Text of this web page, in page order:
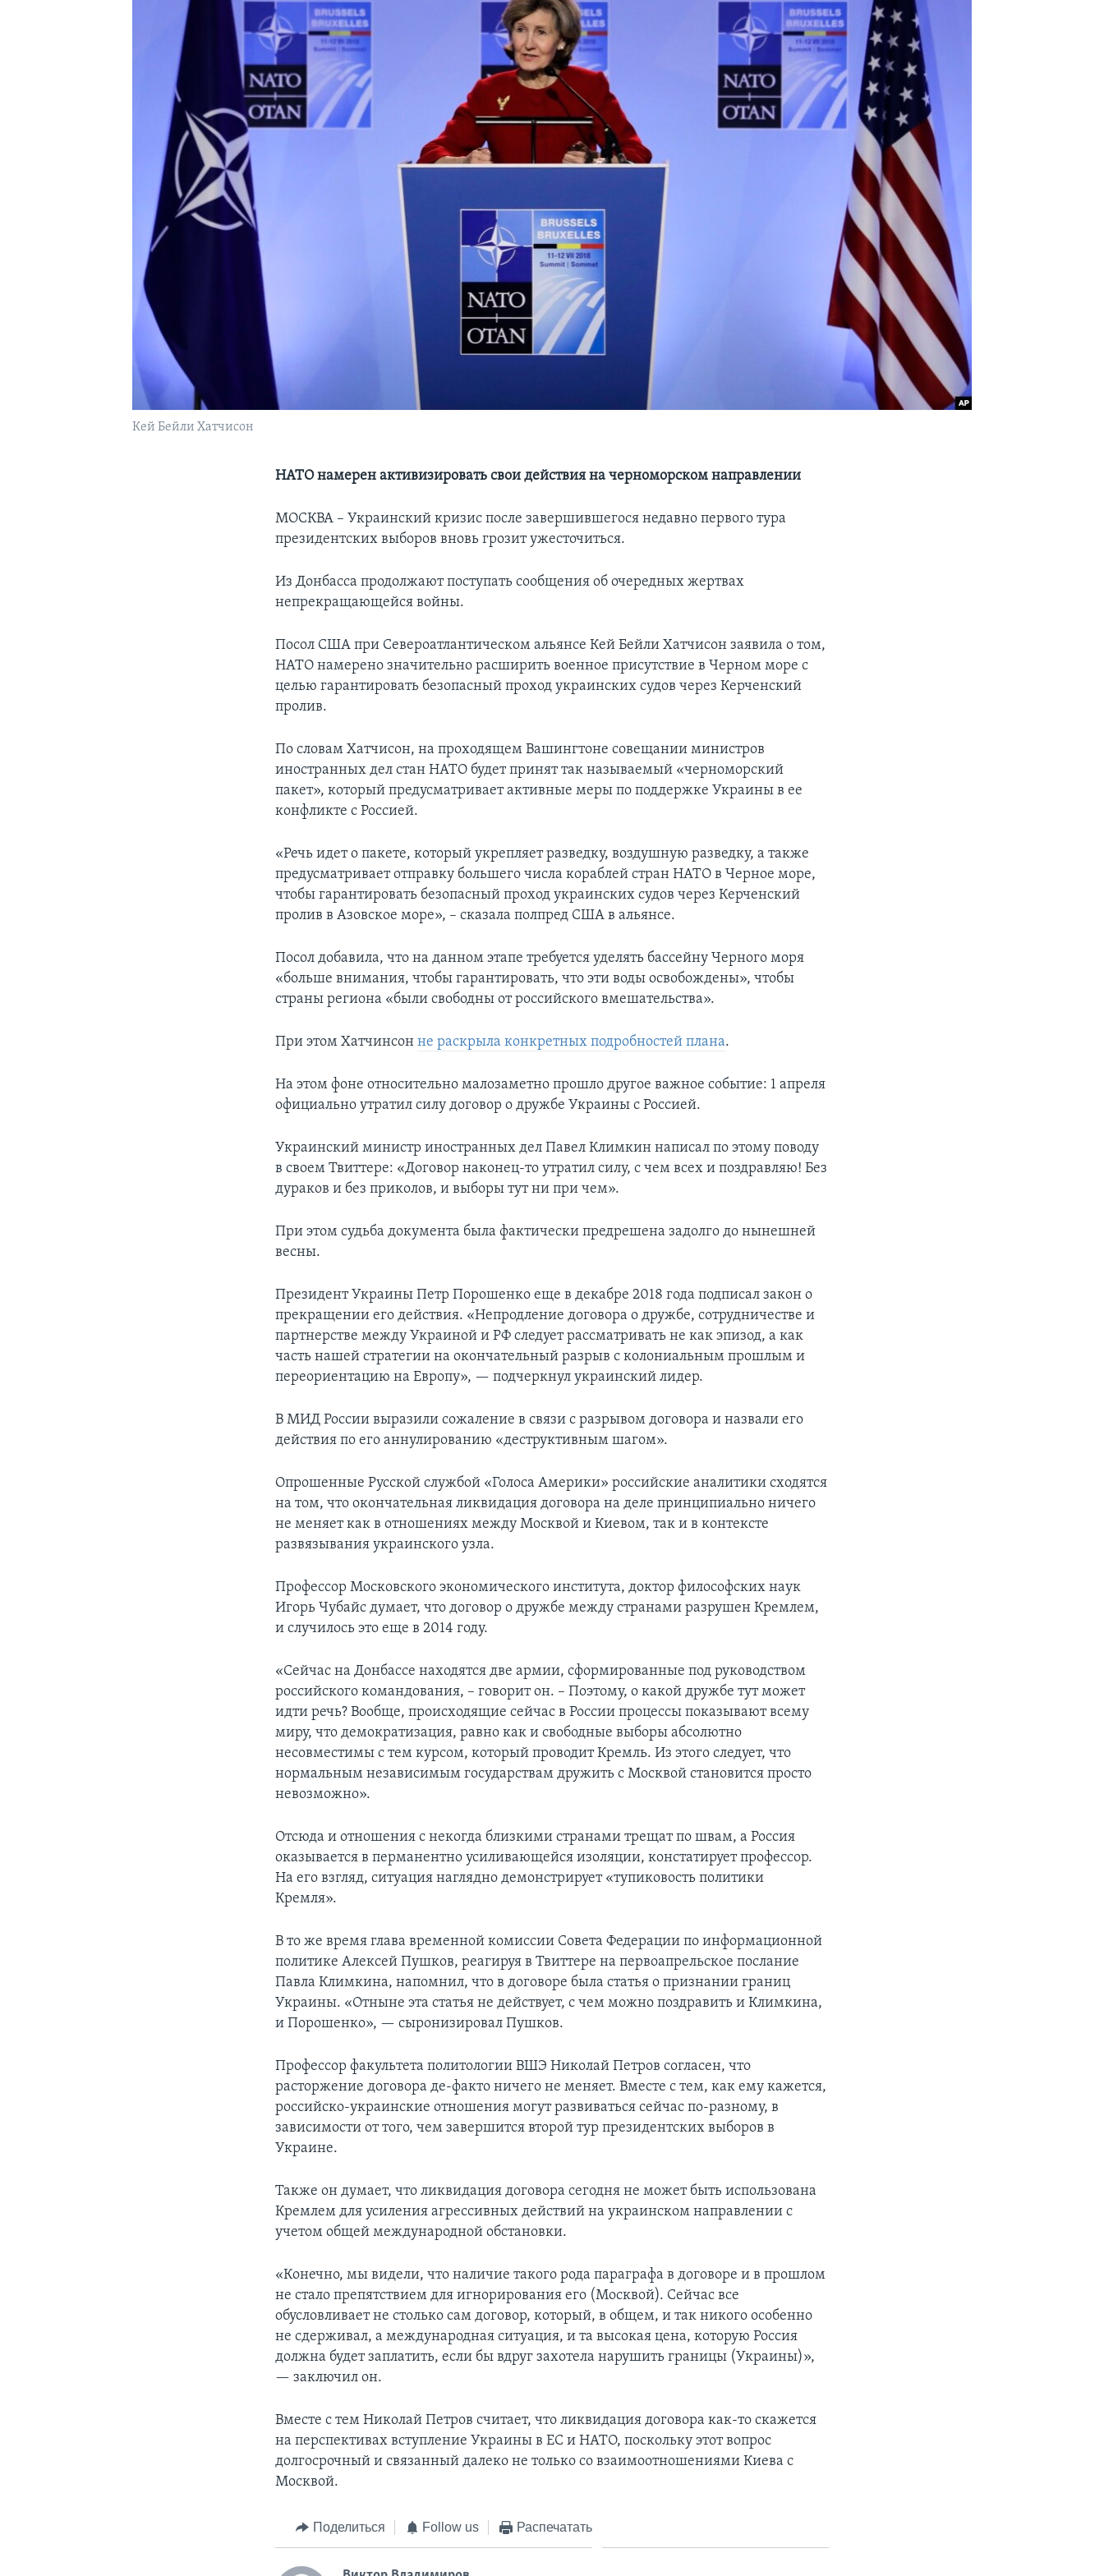
Кей Бейли Хатчисон
НАТО намерен активизировать свои действия на черноморском направлении
МОСКВА – Украинский кризис после завершившегося недавно первого тура
президентских выборов вновь грозит ужесточиться.
Из Донбасса продолжают поступать сообщения об очередных жертвах
непрекращающейся войны.
Посол США при Североатлантическом альянсе Кей Бейли Хатчисон заявила о том,
НАТО намерено значительно расширить военное присутствие в Черном море с
целью гарантировать безопасный проход украинских судов через Керченский
пролив.
По словам Хатчисон, на проходящем Вашингтоне совещании министров
иностранных дел стан НАТО будет принят так называемый «черноморский
пакет», который предусматривает активные меры по поддержке Украины в ее
конфликте с Россией.
«Речь идет о пакете, который укрепляет разведку, воздушную разведку, а также
предусматривает отправку большего числа кораблей стран НАТО в Черное море,
чтобы гарантировать безопасный проход украинских судов через Керченский
пролив в Азовское море», – сказала полпред США в альянсе.
Посол добавила, что на данном этапе требуется уделять бассейну Черного моря
«больше внимания, чтобы гарантировать, что эти воды освобождены», чтобы
страны региона «были свободны от российского вмешательства».
При этом Хатчинсонне раскрыла конкретных подробностей плана.
На этом фоне относительно малозаметно прошло другое важное событие: 1 апреля
официально утратил силу договор о дружбе Украины с Россией.
Украинский министр иностранных дел Павел Климкин написал по этому поводу
в своем Твиттере: «Договор наконец-то утратил силу, с чем всех и поздравляю! Без
дураков и без приколов, и выборы тут ни при чем».
При этом судьба документа была фактически предрешена задолго до нынешней
весны.
Президент Украины Петр Порошенко еще в декабре 2018 года подписал закон о
прекращении его действия. «Непродление договора о дружбе, сотрудничестве и
партнерстве между Украиной и РФ следует рассматривать не как эпизод, а как
часть нашей стратегии на окончательный разрыв с колониальным прошлым и
переориентацию на Европу», — подчеркнул украинский лидер.
В МИД России выразили сожаление в связи с разрывом договора и назвали его
действия по его аннулированию «деструктивным шагом».
Опрошенные Русской службой «Голоса Америки» российские аналитики сходятся
на том, что окончательная ликвидация договора на деле принципиально ничего
не меняет как в отношениях между Москвой и Киевом, так и в контексте
развязывания украинского узла.
Профессор Московского экономического института, доктор философских наук
Игорь Чубайс думает, что договор о дружбе между странами разрушен Кремлем,
и случилось это еще в 2014 году.
«Сейчас на Донбассе находятся две армии, сформированные под руководством
российского командования, – говорит он. – Поэтому, о какой дружбе тут может
идти речь? Вообще, происходящие сейчас в России процессы показывают всему
миру, что демократизация, равно как и свободные выборы абсолютно
несовместимы с тем курсом, который проводит Кремль. Из этого следует, что
нормальным независимым государствам дружить с Москвой становится просто
невозможно».
Отсюда и отношения с некогда близкими странами трещат по швам, а Россия
оказывается в перманентно усиливающейся изоляции, констатирует профессор.
На его взгляд, ситуация наглядно демонстрирует «тупиковость политики
Кремля».
В то же время глава временной комиссии Совета Федерации по информационной
политике Алексей Пушков, реагируя в Твиттере на первоапрельское послание
Павла Климкина, напомнил, что в договоре была статья о признании границ
Украины. «Отныне эта статья не действует, с чем можно поздравить и Климкина,
и Порошенко», — сыронизировал Пушков.
Профессор факультета политологии ВШЭ Николай Петров согласен, что
расторжение договора де-факто ничего не меняет. Вместе с тем, как ему кажется,
российско-украинские отношения могут развиваться сейчас по-разному, в
зависимости от того, чем завершится второй тур президентских выборов в
Украине.
Также он думает, что ликвидация договора сегодня не может быть использована
Кремлем для усиления агрессивных действий на украинском направлении с
учетом общей международной обстановки.
«Конечно, мы видели, что наличие такого рода параграфа в договоре и в прошлом
не стало препятствием для игнорирования его (Москвой). Сейчас все
обусловливает не столько сам договор, который, в общем, и так никого особенно
не сдерживал, а международная ситуация, и та высокая цена, которую Россия
должна будет заплатить, если бы вдруг захотела нарушить границы (Украины)»,
— заключил он.
Вместе с тем Николай Петров считает, что ликвидация договора как-то скажется
на перспективах вступление Украины в ЕС и НАТО, поскольку этот вопрос
долгосрочный и связанный далеко не только со взаимоотношениями Киева с
Москвой.
Поделиться Follow us Распечатать